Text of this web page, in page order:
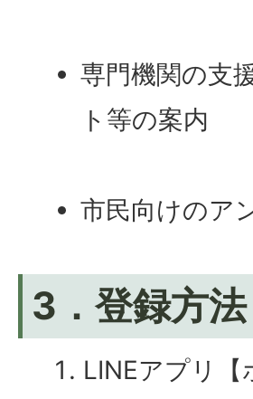
専門機関の支
ト等の案内
市民向けのア
3．登録方法
LINEアプリ【